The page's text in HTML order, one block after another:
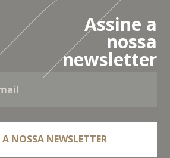
Assine a
nossa
newsletter